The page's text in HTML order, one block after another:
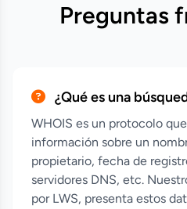
Preguntas
¿Qué es una
WHOIS es un protocolo
información sobre un
propietario, fecha de
servidores DNS, etc.
por LWS, presenta estos